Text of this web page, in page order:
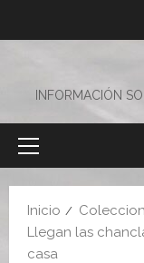
INFORMACIÓN
Menú
Inicio
Llegan las
casa